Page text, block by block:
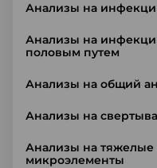
Анализы на
Анализы на
половым путем
Анализы на общий
Анализы на
Анализы на тяжелые
микроэлементы